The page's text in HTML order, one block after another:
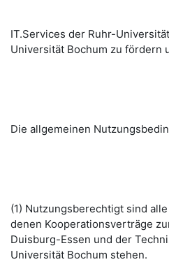
IT.Services der Ruhr-
Universität Bochum zu fördern
Die allgemeinen
(1) Nutzungsberechtigt sind
denen Kooperationsverträge
Duisburg-Essen und der
Universität Bochum stehen.